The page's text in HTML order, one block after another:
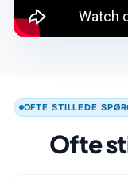
OFTE STILLEDE
Ofte